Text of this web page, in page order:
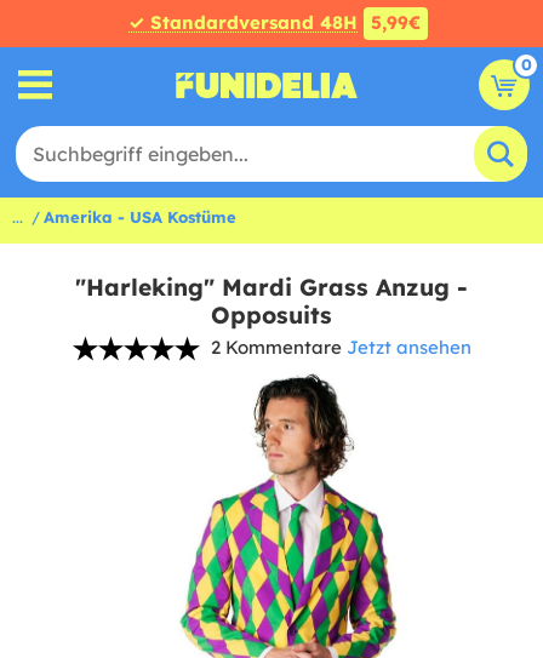
✓ Standardversand 48H 5,99€
0
... Amerika - USA Kostüme
"Harleking" Mardi Grass Anzug -
Opposuits
2 Kommentare Jetzt ansehen